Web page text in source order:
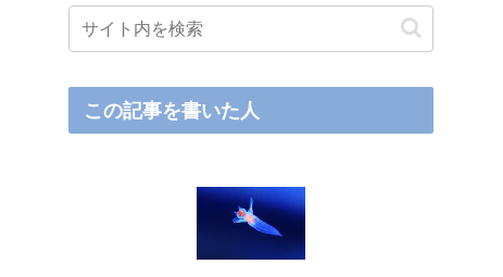
この記事を書いた人